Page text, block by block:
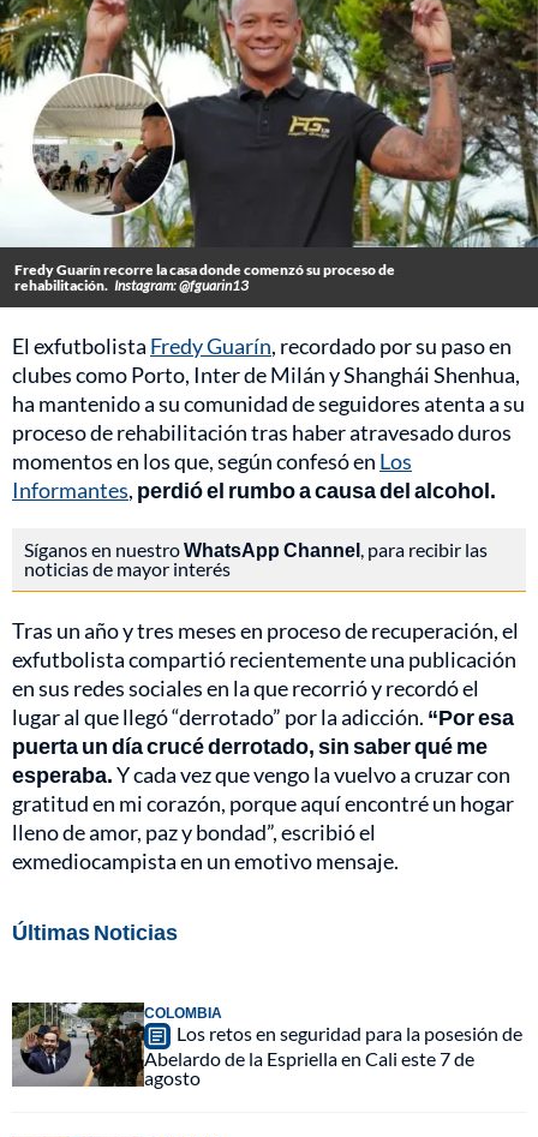
Fredy Guarín recorre la casa donde comenzó su proceso de
rehabilitación. Instagram: @fguarin13
El exfutbolista Fredy Guarín, recordado por su paso en
clubes como Porto, Inter de Milán y Shanghái Shenhua,
ha mantenido a su comunidad de seguidores atenta a su
proceso de rehabilitación tras haber atravesado duros
momentos en los que, según confesó en Los
Informantes, perdió el rumbo a causa del alcohol.
Síganos en nuestroWhatsApp Channel, para recibir las
noticias de mayor interés
Tras un año y tres meses en proceso de recuperación, el
exfutbolista compartió recientemente una publicación
en sus redes sociales en la que recorrió y recordó el
lugar al que llegó “derrotado” por la adicción. “Por esa
puerta un día crucé derrotado, sin saber qué me
esperaba.Y cada vez que vengo la vuelvo a cruzar con
gratitud en mi corazón, porque aquí encontré un hogar
lleno de amor, paz y bondad”, escribió el
exmediocampista en un emotivo mensaje.
Últimas Noticias
COLOMBIA
Los retos en seguridad para la posesión de
Abelardo de la Espriella en Cali este 7 de
agosto